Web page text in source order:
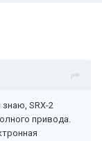
SRX-2
привода.